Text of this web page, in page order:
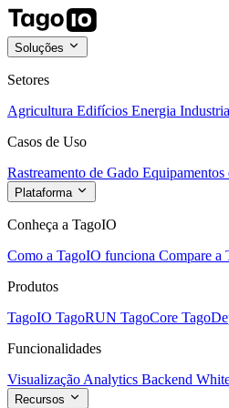
Soluções
Setores
Agricultura Edifícios Energia
Casos de Uso
Rastreamento de Gado
Plataforma
Conheça a TagoIO
Como a TagoIO funciona Compare a
Produtos
TagoIO TagoRUN TagoCore
Funcionalidades
Visualização Analytics Backend
Recursos